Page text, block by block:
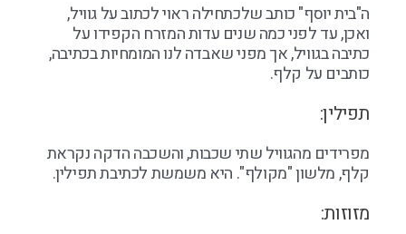
ה"בית יוסף" כותב שלכתחילה ראוי לכתוב על גוויל,
ואכן, עד לפני כמה שנים עדות המזרח הקפידו על
כתיבה בגוויל, אך מפני שאבדה לנו המומחיות בכתיבה,
כותבים על קלף.
תפילין:
מפרידים מהגוויל שתי שכבות, והשכבה הדקה נקראת
קלף, מלשון "מקולף". היא משמשת לכתיבת תפילין.
מזוזות: